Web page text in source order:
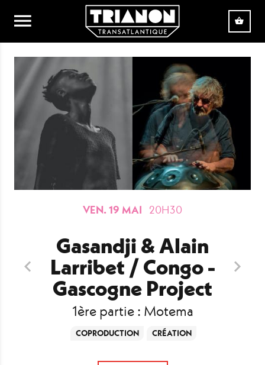
Aller au contenu principal
VEN. 19 MAI 20H30
Gasandji & Alain
Larribet / Congo -
Gascogne Project
1ère partie : Motema
COPRODUCTION CRÉATION